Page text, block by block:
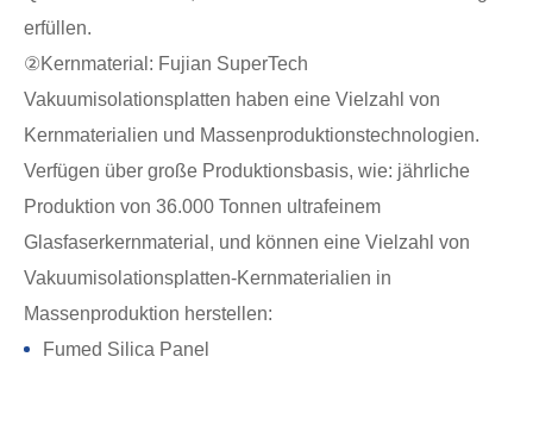
erfüllen.
②Kernmaterial: Fujian SuperTech
Vakuumisolationsplatten haben eine Vielzahl von
Kernmaterialien und Massenproduktionstechnologien.
Verfügen über große Produktionsbasis, wie: jährliche
Produktion von 36.000 Tonnen ultrafeinem
Glasfaserkernmaterial, und können eine Vielzahl von
Vakuumisolationsplatten-Kernmaterialien in
Massenproduktion herstellen:
Fumed Silica Panel